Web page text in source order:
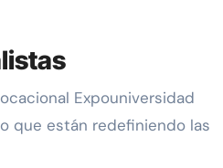
Expouniversidad
que están redefiniendo las